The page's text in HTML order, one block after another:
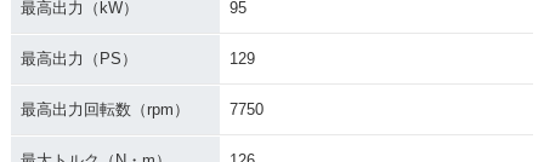
最高出力（kW） 95
最高出力（PS） 129
最高出力回転数（rpm） 7750